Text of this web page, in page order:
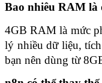
Bao nhiêu RAM là
4GB RAM là mức
lý nhiều dữ liệu,
bạn nên dùng từ